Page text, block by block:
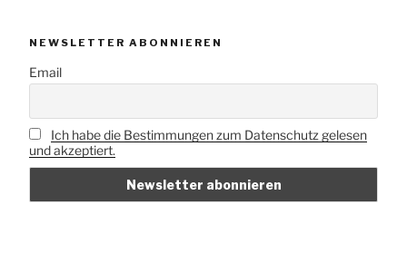
NEWSLETTER ABONNIEREN
Email
Ich habe die Bestimmungen zum Datenschutz gelesen
und akzeptiert.